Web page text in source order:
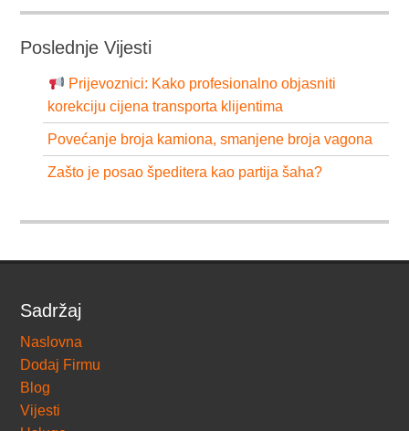
Poslednje Vijesti
Prijevoznici: Kako profesionalno objasniti
korekciju cijena transporta klijentima
Povećanje broja kamiona, smanjene broja vagona
Zašto je posao špeditera kao partija šaha?
Sadržaj
Naslovna
Dodaj Firmu
Blog
Vijesti